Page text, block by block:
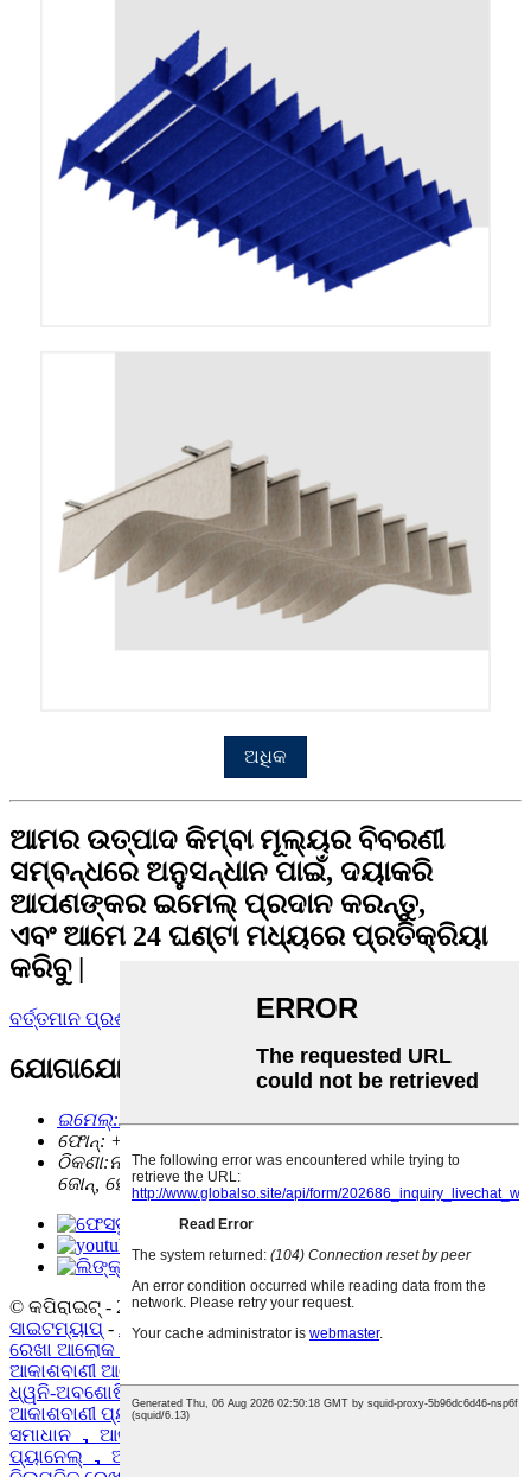
ଅଧିକ
ଆମର ଉତ୍ପାଦ କିମ୍ବା ମୂଲ୍ୟର ବିବରଣୀ
ସମ୍ବନ୍ଧରେ ଅନୁସନ୍ଧାନ ପାଇଁ, ଦୟାକରି
ଆପଣଙ୍କର ଇମେଲ୍ ପ୍ରଦାନ କରନ୍ତୁ,
ଏବଂ ଆମେ 24 ଘଣ୍ଟା ମଧ୍ୟରେ ପ୍ରତିକ୍ରିୟା
କରିବୁ |
ବର୍ତ୍ତମାନ ପ୍ରଶ୍ନ
ଯୋଗାଯୋଗ |
ଇମେଲ୍:support@bvinspiration.com
ଫୋନ୍: +
ଠିକଣା:ନମ୍ବର 1 ତିଆନ୍ କ୍ୱିନ୍ ସେଣ୍ଟ୍, ୱୁଶା ଇଣ୍ଡଷ୍ଟ୍ରିଆଲ୍
ଜୋନ୍, ହେଙ୍ଗଲାନ୍ ଟାଉନ୍, ଜୋଙ୍ଗଶାନ୍, ଗୁଆଙ୍ଗଡଙ୍ଗ, ଚୀନ୍
© କପିରାଇଟ୍ - 2010-2024: ସର୍ବସତ୍ତ୍ Res ସଂରକ୍ଷିତ |
ସାଇଟମ୍ୟାପ୍ -
AMP ମୋବାଇଲ୍ |
ରେଖା ଆଲୋକ |
ଆକାଶବାଣୀ ଆଲୋକ ପ୍ୟାନେଲ୍ 、 ଆକାଶବାଣୀ ପ୍ୟାନେଲ୍ ଲାଇଟ୍ 、
ଧ୍ୱନି-ଅବଶୋଷିତ ଆଲୋକ 、 ଧ୍ୱନି-ଅବଶୋଷିତ ଆଲୋକ ପ୍ୟାନେଲ୍ |,
ଆକାଶବାଣୀ ପ୍ୟାନେଲ୍ |,ଆକାଶବାଣୀ ଆଲୋକ ou ଆକାଶବିକ ଆଲୋକ
ସମାଧାନ ， ଆକାଶବାଣୀ ପ୍ୟାନେଲ୍ ଲାଇଟ୍ ou ଆକାଶବାଣୀ ଆଲୋକ
ପ୍ୟାନେଲ୍ ， ଆକାଶବାଣୀରେ ଅପ୍ଟିମାଇଜ୍ ଲାଇଟ୍ ପ୍ୟାନେଲ୍ |